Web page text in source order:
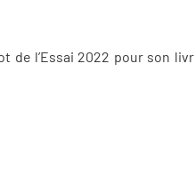
l’Essai 2022 pour son